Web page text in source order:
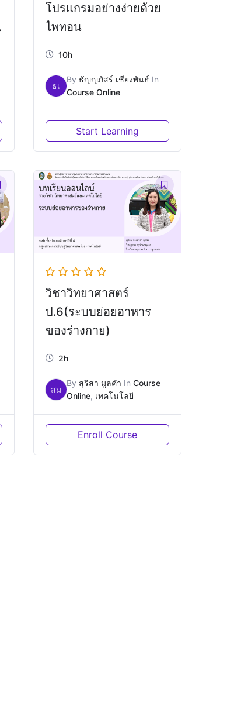
โปรแกรมอย่างง่ายด้วย
ไพทอน
10h
ธเ
By ธัญญภัสร์ เชียงพันธ์ In
Course Online
Start Learning
วิชาวิทยาศาสตร์
ป.6(ระบบย่อยอาหาร
ของร่างกาย)
2h
สม
By สุริสา มูลคำ InCourse
Online, เทคโนโลยี
Enroll Course